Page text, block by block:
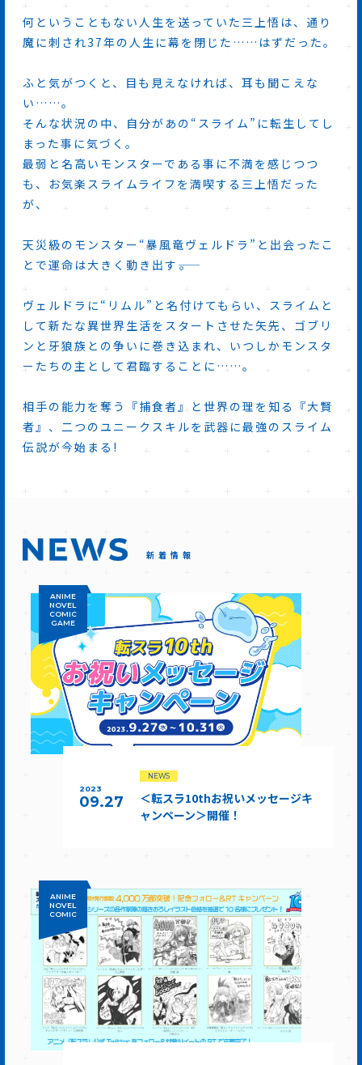
何ということもない人生を送っていた三上悟は、通り
魔に刺され37年の人生に幕を閉じた……はずだった。
ふと気がつくと、目も見えなければ、耳も聞こえな
い……。
そんな状況の中、自分があの“スライム”に転生してし
まった事に気づく。
最弱と名高いモンスターである事に不満を感じつつ
も、お気楽スライムライフを満喫する三上悟だった
が、
天災級のモンスター“暴風竜ヴェルドラ”と出会ったこ
とで運命は大きく動き出す――。
ヴェルドラに“リムル”と名付けてもらい、スライムと
して新たな異世界生活をスタートさせた矢先、ゴブリ
ンと牙狼族との争いに巻き込まれ、いつしかモンスタ
ーたちの主として君臨することに……。
相手の能力を奪う『捕食者』と世界の理を知る『大賢
者』、二つのユニークスキルを武器に最強のスライム
伝説が今始まる!
新着情報
ANIME
NOVEL
COMIC
GAME
2023
09.27
NEWS
＜転スラ10thお祝いメッセージキ
ャンペーン＞開催！
ANIME
NOVEL
COMIC